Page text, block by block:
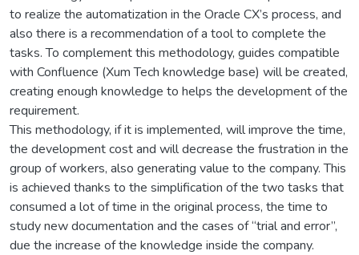
to realize the automatization in the Oracle CX’s process, and
also there is a recommendation of a tool to complete the
tasks. To complement this methodology, guides compatible
with Confluence (Xum Tech knowledge base) will be created,
creating enough knowledge to helps the development of the
requirement.
This methodology, if it is implemented, will improve the time,
the development cost and will decrease the frustration in the
group of workers, also generating value to the company. This
is achieved thanks to the simplification of the two tasks that
consumed a lot of time in the original process, the time to
study new documentation and the cases of “trial and error”,
due the increase of the knowledge inside the company.